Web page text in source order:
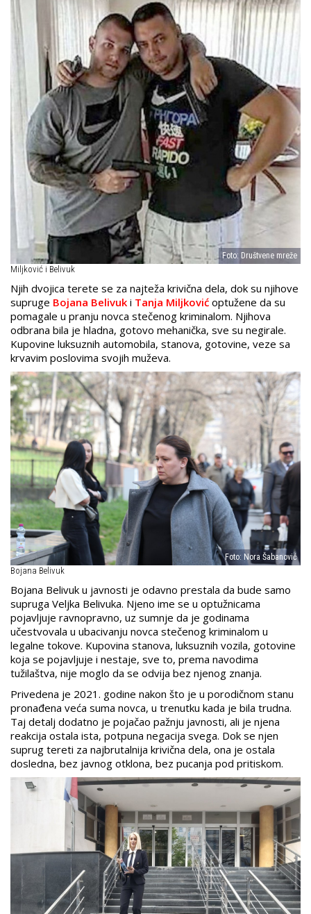
Foto: Društvene mreže
Miljković i Belivuk
Njih dvojica terete se za najteža krivična dela, dok su njihove
supruge Bojana Belivuk i Tanja Miljković optužene da su
pomagale u pranju novca stečenog kriminalom. Njihova
odbrana bila je hladna, gotovo mehanička, sve su negirale.
Kupovine luksuznih automobila, stanova, gotovine, veze sa
krvavim poslovima svojih muževa.
Foto: Nora Šabanović
Bojana Belivuk
Bojana Belivuk u javnosti je odavno prestala da bude samo
supruga Veljka Belivuka. Njeno ime se u optužnicama
pojavljuje ravnopravno, uz sumnje da je godinama
učestvovala u ubacivanju novca stečenog kriminalom u
legalne tokove. Kupovina stanova, luksuznih vozila, gotovine
koja se pojavljuje i nestaje, sve to, prema navodima
tužilaštva, nije moglo da se odvija bez njenog znanja.
Privedena je 2021. godine nakon što je u porodičnom stanu
pronađena veća suma novca, u trenutku kada je bila trudna.
Taj detalj dodatno je pojačao pažnju javnosti, ali je njena
reakcija ostala ista, potpuna negacija svega. Dok se njen
suprug tereti za najbrutalnija krivična dela, ona je ostala
dosledna, bez javnog otklona, bez pucanja pod pritiskom.